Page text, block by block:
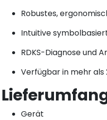
Robustes,
Intuitive
RDKS-Diagnose und
Verfügbar in mehr als
Gerät